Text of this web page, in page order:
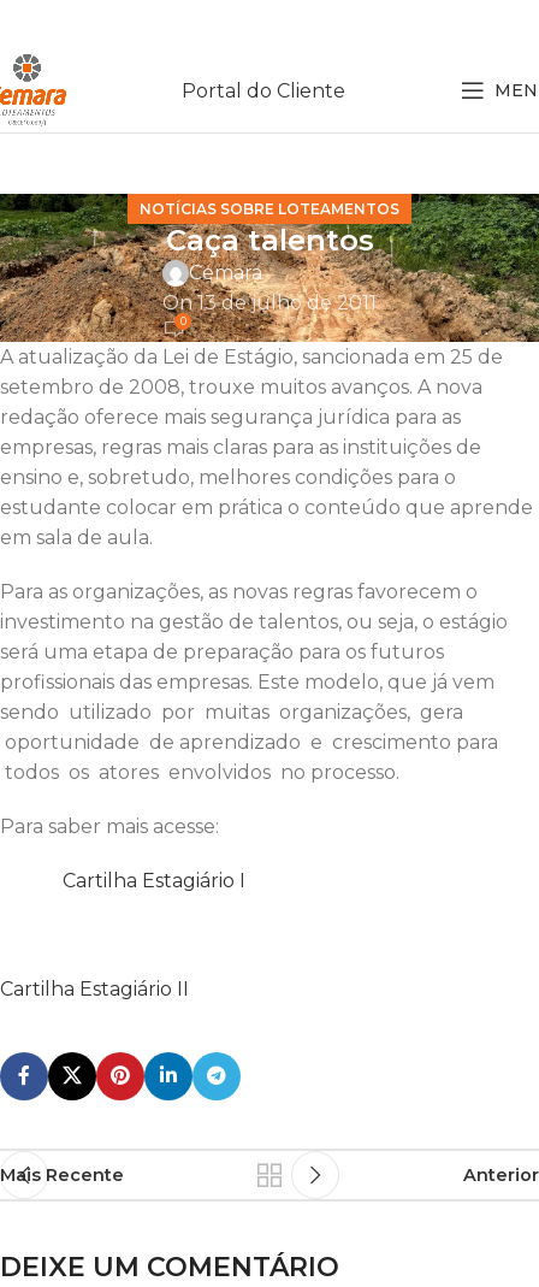
Portal do Cliente
NOTÍCIAS SOBRE LOTEAMENTOS
Caça talentos
Cemara
On 13 de julho de 2011
0
A atualização da Lei de Estágio, sancionada em 25 de
setembro de 2008, trouxe muitos avanços. A nova
redação oferece mais segurança jurídica para as
empresas, regras mais claras para as instituições de
ensino e, sobretudo, melhores condições para o
estudante colocar em prática o conteúdo que aprende
em sala de aula.
Para as organizações, as novas regras favorecem o
investimento na gestão de talentos, ou seja, o estágio
será uma etapa de preparação para os futuros
profissionais das empresas. Este modelo, que já vem
sendo utilizado por muitas organizações, gera
oportunidade de aprendizado e crescimento para
todos os atores envolvidos no processo.
Para saber mais acesse:
Cartilha Estagiário I
Cartilha Estagiário II
Mais Recente Anterior
DEIXE UM COMENTÁRIO